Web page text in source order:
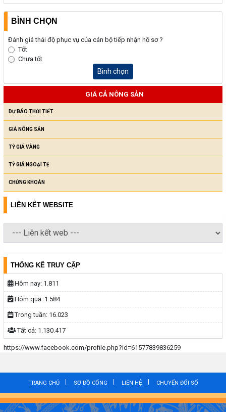
BÌNH CHỌN
Đánh giá thái độ phục vụ của cán bộ tiếp nhận hồ sơ ?
Tốt
Chưa tốt
Bình chọn
GIÁ CẢ NÔNG SẢN
DỰ BÁO THỜI TIẾT
GIÁ NÔNG SẢN
TỶ GIÁ VÀNG
TỶ GIÁ NGOẠI TỆ
CHỨNG KHOÁN
LIÊN KẾT WEBSITE
THỐNG KÊ TRUY CẬP
Hôm nay: 1.811
Hôm qua: 1.584
Trong tuần: 16.023
Tất cả: 1.130.417
https://www.facebook.com/profile.php?id=61577839836259
TRANG CHỦ SƠ ĐỒ CỔNG LIÊN HỆ CHUYỂN ĐỔI SỐ